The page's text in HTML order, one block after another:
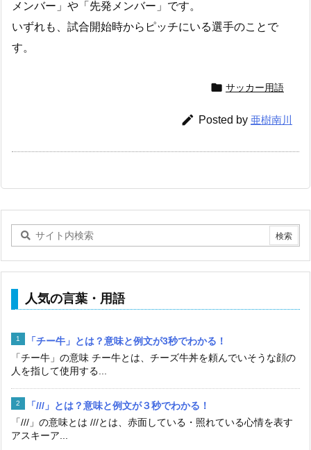
メンバー」や「先発メンバー」です。
いずれも、試合開始時からピッチにいる選手のことで
す。
 サッカー用語
 Posted by 亜樹南川
人気の言葉・用語
「チー牛」とは？意味と例文が3秒でわかる！
「チー牛」の意味 チー牛とは、チーズ牛丼を頼んでいそうな顔の
人を指して使用する...
「///」とは？意味と例文が３秒でわかる！
「///」の意味とは ///とは、赤面している・照れている心情を表す
アスキーア...